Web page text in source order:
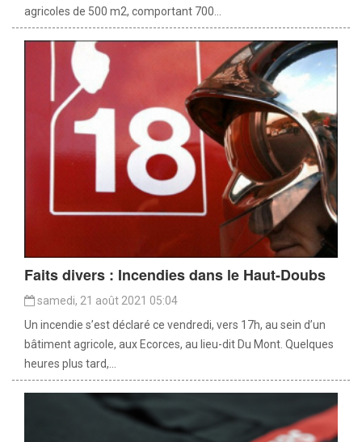
agricoles de 500 m2, comportant 700...
Faits divers : Incendies dans le Haut-Doubs
samedi, 21 août 2021 05:04
Un incendie s’est déclaré ce vendredi, vers 17h, au sein d’un
bâtiment agricole, aux Ecorces, au lieu-dit Du Mont. Quelques
heures plus tard,...